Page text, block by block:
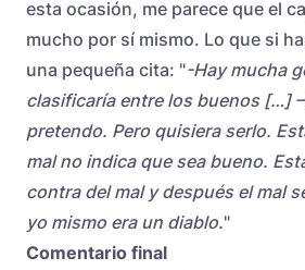
esta ocasión, me parece que el
mucho por sí mismo. Lo que si
una pequeña cita: "-Hay mucha
clasificaría entre los buenos […]
pretendo. Pero quisiera serlo.
mal no indica que sea bueno.
contra del mal y después el mal
yo mismo era un diablo."
Comentario final